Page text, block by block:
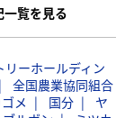
覧を見る
リーホールディン
全国農業協同組合
メ 国分
ヤ